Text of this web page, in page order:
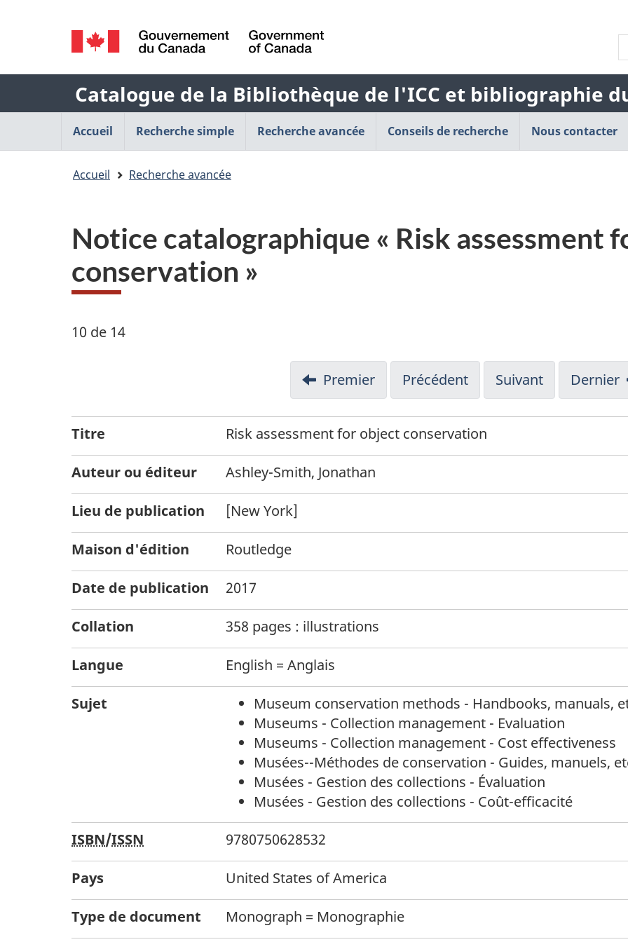
cette
application
Web »
simplifiée
Sélection
de
la
langue
of
Canada
la
Nom
de
l'application
Web
Catalogue de la Bibliothèque de l'ICC et bibliographie
Menu
de
principal
Accueil Recherche simple Recherche avancée Conseils de recherche Nous contacter
Accueil Recherche avancée
Notice catalographique « Risk assessment
conservation »
10 de 14
Premier Précédent Suivant Dernier
Titre Risk assessment for object conservation
Auteur ou éditeur Ashley-Smith, Jonathan
Lieu de publication [New York]
Maison d'édition Routledge
Date de publication 2017
Collation 358 pages : illustrations
Langue English = Anglais
Sujet
Museum conservation methods - Handbooks, manuals,
Museums - Collection management - Evaluation
Museums - Collection management - Cost effectiveness
Musées--Méthodes de conservation - Guides, manuels,
Musées - Gestion des collections - Évaluation
Musées - Gestion des collections - Coût-efficacité
ISBN/ISSN 9780750628532
Pays United States of America
Type de document Monograph = Monographie